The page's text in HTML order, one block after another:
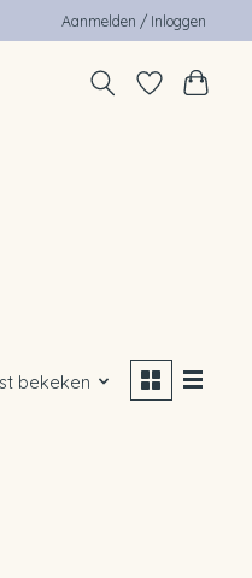
Aanmelden / Inloggen
bekeken